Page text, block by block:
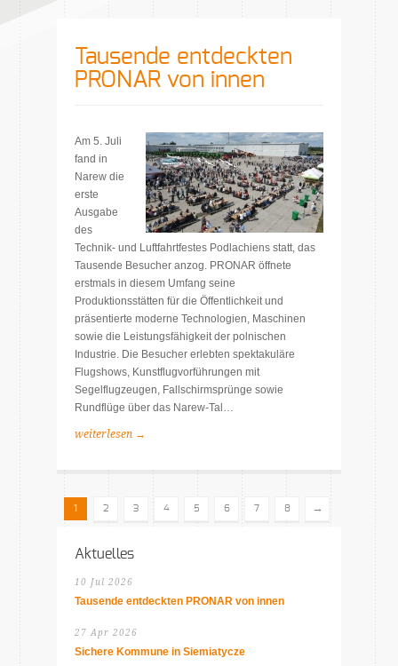
Tausende entdeckten
PRONAR von innen
Am 5. Juli
fand in
Narew die
erste
Ausgabe
des
Technik- und Luftfahrtfestes Podlachiens statt, das
Tausende Besucher anzog. PRONAR öffnete
erstmals in diesem Umfang seine
Produktionsstätten für die Öffentlichkeit und
präsentierte moderne Technologien, Maschinen
sowie die Leistungsfähigkeit der polnischen
Industrie. Die Besucher erlebten spektakuläre
Flugshows, Kunstflugvorführungen mit
Segelflugzeugen, Fallschirmsprünge sowie
Rundflüge über das Narew-Tal…
weiterlesen →
1 2 3 4 5 6 7 8 →
Aktuelles
10 Jul 2026
Tausende entdeckten PRONAR von innen
27 Apr 2026
Sichere Kommune in Siemiatycze